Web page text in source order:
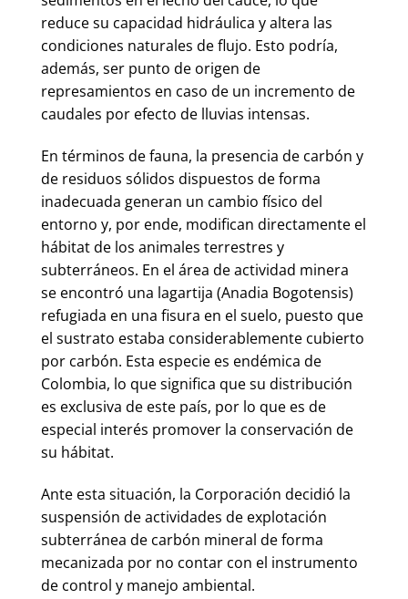
reduce su capacidad hidráulica y altera las
condiciones naturales de flujo. Esto podría,
además, ser punto de origen de
represamientos en caso de un incremento de
caudales por efecto de lluvias intensas.
En términos de fauna, la presencia de carbón y
de residuos sólidos dispuestos de forma
inadecuada generan un cambio físico del
entorno y, por ende, modifican directamente el
hábitat de los animales terrestres y
subterráneos. En el área de actividad minera
se encontró una lagartija (Anadia Bogotensis)
refugiada en una fisura en el suelo, puesto que
el sustrato estaba considerablemente cubierto
por carbón. Esta especie es endémica de
Colombia, lo que significa que su distribución
es exclusiva de este país, por lo que es de
especial interés promover la conservación de
su hábitat.
Ante esta situación, la Corporación decidió la
suspensión de actividades de explotación
subterránea de carbón mineral de forma
mecanizada por no contar con el instrumento
de control y manejo ambiental.